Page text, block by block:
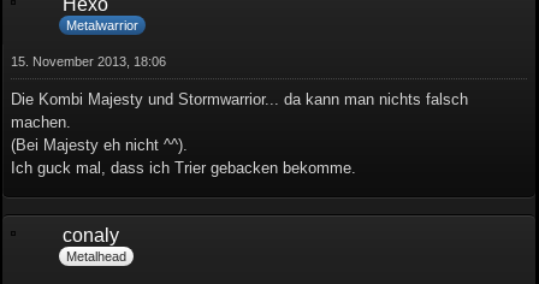
Metalwarrior
15. November 2013, 18:06
Die Kombi Majesty und Stormwarrior... da kann man nichts falsch
machen.
(Bei Majesty eh nicht ^^).
Ich guck mal, dass ich Trier gebacken bekomme.
conaly
Metalhead